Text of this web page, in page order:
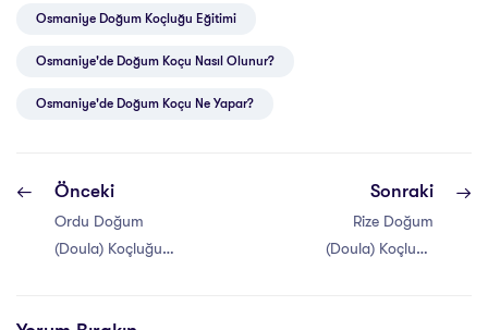
Osmaniye Doğum Koçluğu Eğitimi
Osmaniye'de Doğum Koçu Nasıl Olunur?
Osmaniye'de Doğum Koçu Ne Yapar?
Önceki
Ordu Doğum
(Doula) Koçluğu
Sonraki
Rize Doğum
(Doula) Koçluğu